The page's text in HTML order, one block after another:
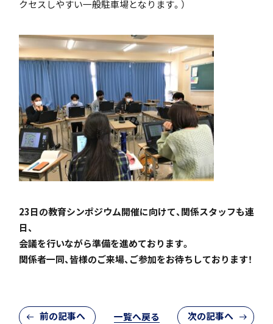
クセスしやすい一般駐車場となります。）
23日の教育シンポジウム開催に向けて、関係スタッフも連
日、
会議を行いながら準備を進めております。
関係者一同、皆様のご来場、ご参加をお待ちしております！
前の記事へ 一覧へ戻る 次の記事へ
個人課題研究
国内・海外研修旅行
閉じる